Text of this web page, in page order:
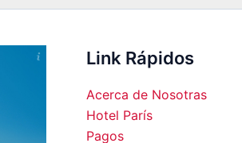
Link Rápidos
Acerca de Nosotras
Hotel París
Pagos